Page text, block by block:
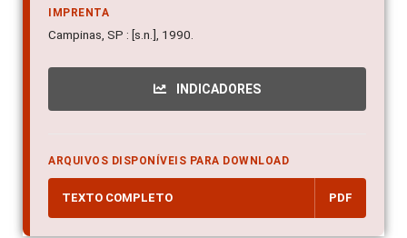
IMPRENTA
Campinas, SP : [s.n.], 1990.
INDICADORES
ARQUIVOS DISPONÍVEIS PARA DOWNLOAD
TEXTO COMPLETO PDF